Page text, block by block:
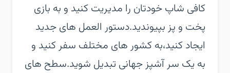
‏‏کافی شاپ خودتان را مدیریت کنید و به بازی
پخت و پز بپیوندید.دستور العمل های جدید
ایجاد کنید،به کشور های مختلف سفر کنید و
به یک سر آشپز جهانی تبدیل شوید.‏سطح های